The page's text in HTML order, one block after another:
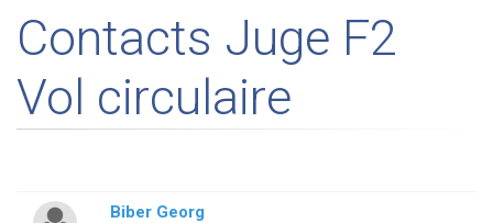
Contacts Juge F2
Vol circulaire
Biber Georg